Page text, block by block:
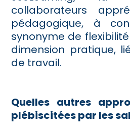
collaborateurs
pédagogique, à
synonyme de
dimension pratique,
de travail.
Quelles autres
plébiscitées par les